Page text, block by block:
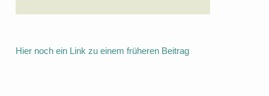
Hier noch ein Link zu einem früheren Beitrag